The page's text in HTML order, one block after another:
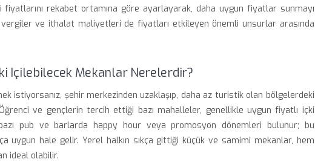
fiyatlarını rekabet ortamına göre ayarlayarak, daha uygun fiyatlar sunmayı
ve ithalat maliyetleri de fiyatları etkileyen önemli unsurlar arasında
Içilebilecek Mekanlar Nerelerdir?
istiyorsanız, şehir merkezinden uzaklaşıp, daha az turistik olan bölgelerdeki
ve gençlerin tercih ettiği bazı mahalleler, genellikle uygun fiyatlı içki
pub ve barlarda happy hour veya promosyon dönemleri bulunur; bu
uygun hale gelir. Yerel halkın sıkça gittiği küçük ve samimi mekanlar, hem
ideal olabilir.